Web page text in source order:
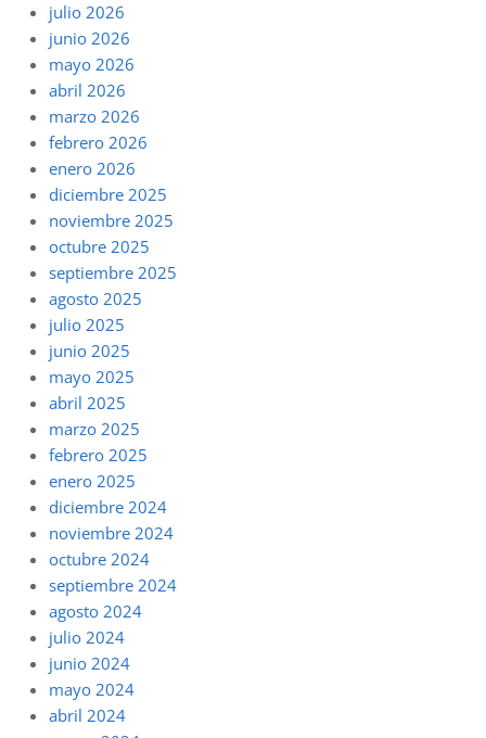
julio 2026
junio 2026
mayo 2026
abril 2026
marzo 2026
febrero 2026
enero 2026
diciembre 2025
noviembre 2025
octubre 2025
septiembre 2025
agosto 2025
julio 2025
junio 2025
mayo 2025
abril 2025
marzo 2025
febrero 2025
enero 2025
diciembre 2024
noviembre 2024
octubre 2024
septiembre 2024
agosto 2024
julio 2024
junio 2024
mayo 2024
abril 2024